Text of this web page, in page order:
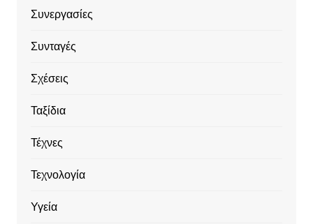
Συνεργασίες
Συνταγές
Σχέσεις
Ταξίδια
Τέχνες
Τεχνολογία
Υγεία